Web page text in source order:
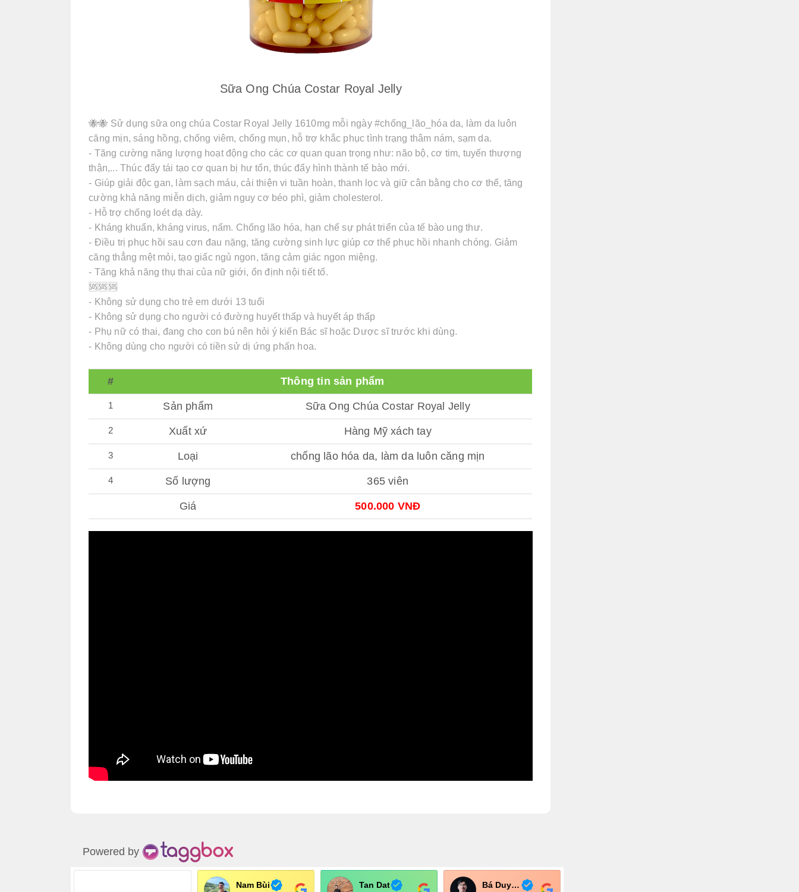
Sữa Ong Chúa Costar Royal Jelly
🐝🐝 Sử dụng sữa ong chúa Costar Royal Jelly 1610mg mỗi ngày #chống_lão_hóa da, làm da luôn
căng mịn, sáng hồng, chống viêm, chống mụn, hỗ trợ khắc phục tình trạng thâm nám, sạm da.
- Tăng cường năng lượng hoạt động cho các cơ quan quan trọng như: não bộ, cơ tim, tuyến thượng
thận,... Thúc đẩy tái tạo cơ quan bị hư tổn, thúc đẩy hình thành tế bào mới.
- Giúp giải độc gan, làm sạch máu, cải thiện vi tuần hoàn, thanh lọc và giữ cân bằng cho cơ thể, tăng
cường khả năng miễn dịch, giảm nguy cơ béo phì, giảm cholesterol.
- Hỗ trợ chống loét dạ dày.
- Kháng khuẩn, kháng virus, nấm. Chống lão hóa, hạn chế sự phát triển của tế bào ung thư.
- Điều trị phục hồi sau cơn đau nặng, tăng cường sinh lực giúp cơ thể phục hồi nhanh chóng. Giảm
căng thẳng mệt mỏi, tạo giấc ngủ ngon, tăng cảm giác ngon miệng.
- Tăng khả năng thụ thai của nữ giới, ổn định nội tiết tố.
🆘🆘🆘
- Không sử dụng cho trẻ em dưới 13 tuổi
- Không sử dụng cho người có đường huyết thấp và huyết áp thấp
- Phụ nữ có thai, đang cho con bú nên hỏi ý kiến Bác sĩ hoặc Dược sĩ trước khi dùng.
- Không dùng cho người có tiền sử dị ứng phấn hoa.
# Thông tin sản phẩm
1 Sản phẩm Sữa Ong Chúa Costar Royal Jelly
2 Xuất xứ Hàng Mỹ xách tay
3 Loại chống lão hóa da, làm da luôn căng mịn
4 Số lượng 365 viên
Giá 500.000 VNĐ
Powered by
Nam Bùi Tan Dat Bá Duy Võ